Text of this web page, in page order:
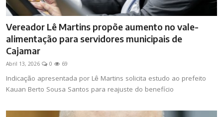
Vereador Lê Martins propõe aumento no vale-
alimentação para servidores municipais de
Cajamar
Abril 13, 2026 0 69
Indicação apresentada por Lê Martins solicita estudo ao prefeito
Kauan Berto Sousa Santos para reajuste do benefício